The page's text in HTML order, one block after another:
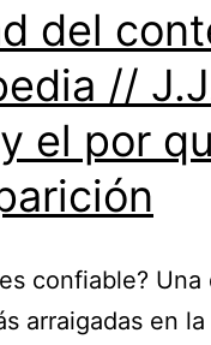
del
//
el por
confiable? Una
arraigadas en